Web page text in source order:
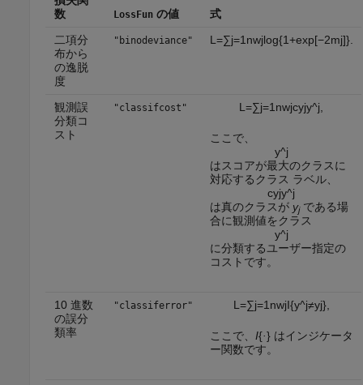
数
LossFunの値
式
二項分
布から
の逸脱
度
"binodeviance" L =∑j=1 nwjlog{1+exp[−2mj]}.
観測誤
分類コ
スト
"classifcost" L=∑j=1 nwjcyjy^j
ここで、
y^j
はスコアが最大のクラスに
対応するクラス ラベル、
cyjy^j
は真のクラスが yjである場
合に観測値をクラス
y^j
に分類するユーザー指定の
コストです。
10 進数
の誤分
類率
"classiferror" L =∑j=1 nwjI{y^j≠yj},
ここで、 I{·} はインジケータ
ー関数です。